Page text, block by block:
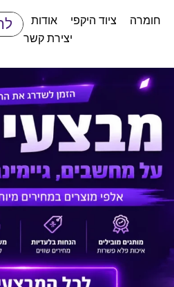
חומרה ציוד היקפי
אודות
יצירת קשר